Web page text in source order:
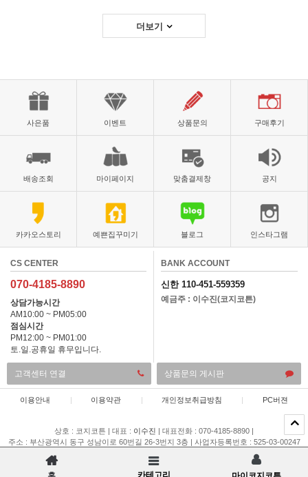
카테고리
더보기
사은품 이벤트 상품문의 구매후기
배송조회 마이페이지 맞춤결제창 공지
카카오스토리 예쁜집꾸미기 블로그 인스타그램
CS CENTER
070-4185-8890
상담가능시간
AM10:00 ~ PM05:00
점심시간
PM12:00 ~ PM01:00
토.일.공휴일 휴무입니다.
BANK ACCOUNT
신한 110-451-559359
예금주 : 이수진(코지코튼)
고객센터 연결 상품문의 게시판
이용안내 | 이용약관 | 개인정보취급방침 | PC버젼
상호 : 코지코튼 | 대표 : 이수진 | 대표전화 : 070-4185-8890 |
주소 : 부산광역시 동구 성남이로 60번길 26-3번지 3층 | 사업자등록번호 : 525-03-00247
개인정보관리책임자 : 이채은
코지코튼ALL RIGHTS RESERVED.